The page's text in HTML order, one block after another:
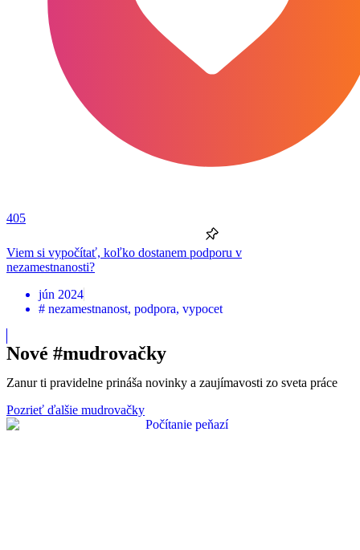
405
Viem si vypočítať, koľko dostanem podporu v
nezamestnanosti?
jún 2024
# nezamestnanost, podpora, vypocet
Nové #mudrovačky
Zanur ti pravidelne prináša novinky a zaujímavosti zo sveta práce
Pozrieť ďalšie mudrovačky